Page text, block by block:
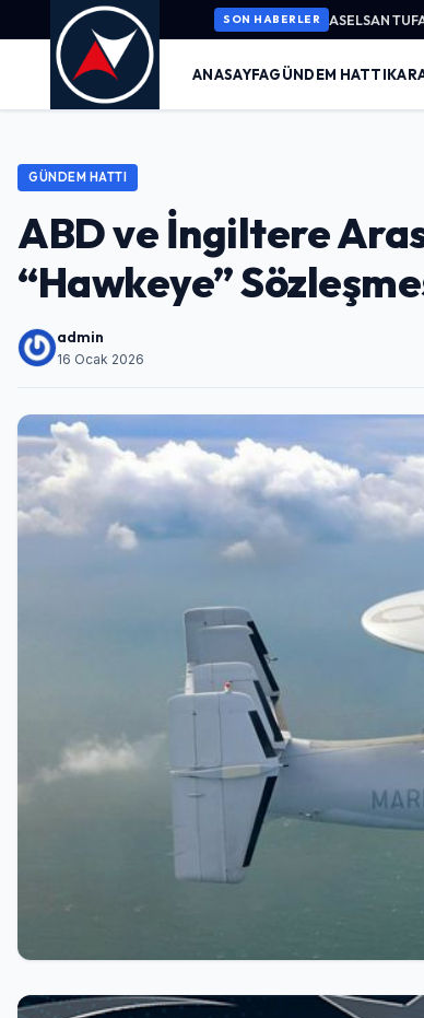
SON HABERLER ASELSAN
ANASAYFAGÜNDEM HATTI
GÜNDEM HATTI
ABD ve İngiltere
“Hawkeye”
admin
16 Ocak 2026